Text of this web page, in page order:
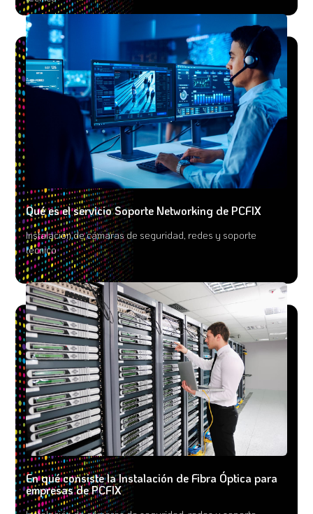
Qué es el servicio Soporte Networking de PCFIX
Instalación de cámaras de seguridad, redes y soporte
técnico
En qué consiste la Instalación de Fibra Óptica para
empresas de PCFIX